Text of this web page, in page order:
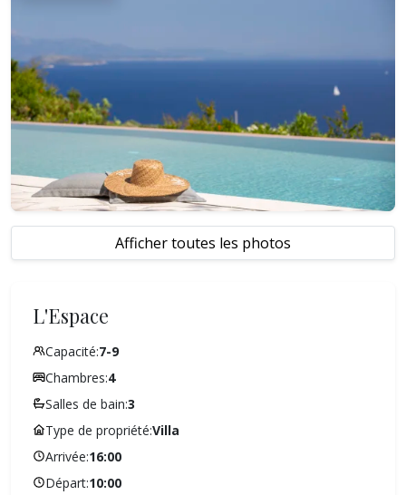
Afficher toutes les photos
L'Espace
Capacité:7-9
Chambres:4
Salles de bain:3
Type de propriété:Villa
Arrivée:16:00
Départ:10:00